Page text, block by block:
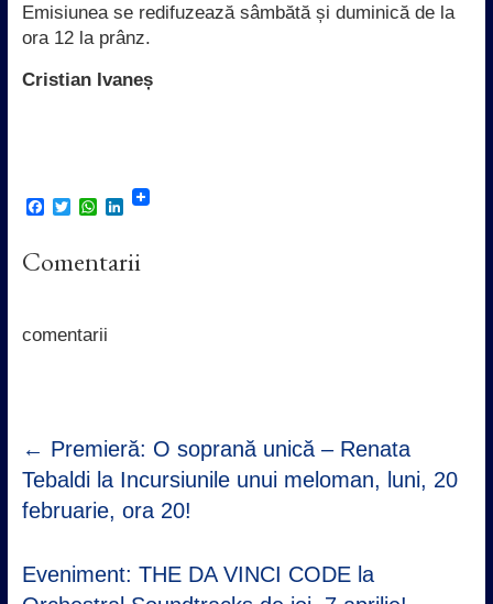
Emisiunea se redifuzează sâmbătă și duminică de la
ora 12 la prânz.
Cristian Ivaneș
F
e
b
k
T
t
t
W
t
s
p
L
k
e
Comentarii
comentarii
← Premieră: O soprană unică – Renata
Tebaldi la Incursiunile unui meloman, luni, 20
februarie, ora 20!
Eveniment: THE DA VINCI CODE la